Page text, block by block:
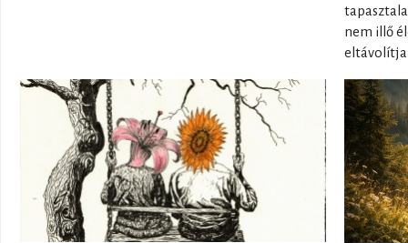
nem illő
eltávolítja